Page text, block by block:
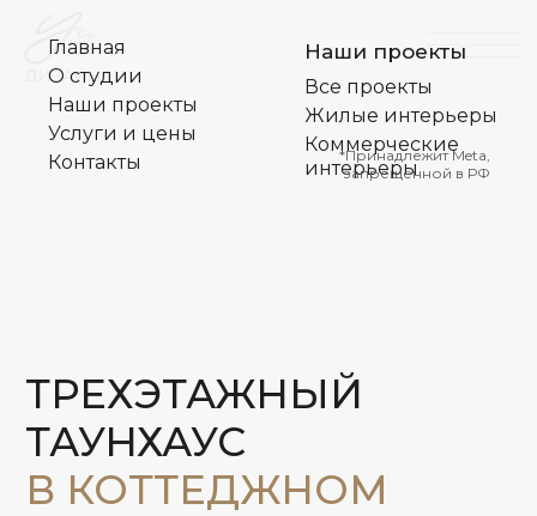
Наши проекты
Главная
Все проекты
О студии
Наши проекты
Главная
Все проекты
Жилые интерьеры
Коммерческие
интерьеры
О студии
Наши проекты
Услуги и цены
Контакты
*Принадлежит Meta,
запрещенной в РФ
ПОСЕЛКЕ ЮСУПОВО
ЛАЙФ ПАРК